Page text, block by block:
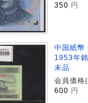
350 円
中国紙幣
1953年
未品
会員価格(
600 円